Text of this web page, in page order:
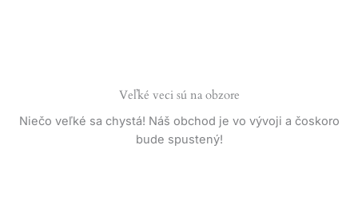
Veľké veci sú na obzore
Niečo veľké sa chystá! Náš obchod je vo vývoji a čoskoro
bude spustený!